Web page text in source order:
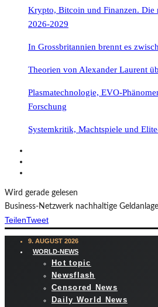
Krypto, Bitcoin und Finanzen. Die
2026-2029
In Grossbritannien brennt es
Theorien von Alexander Laurent
Plasmatechnologie, EVO-
Forschung
Systemkritik, Machtspiele und
Wird gerade gelesen
Business-Netzwerk nachhaltige Geldanlage
TeilenTweet
9. AUGUST 2026
WORLD-NEWS
Hot topic
Newsflash
Censored News
Daily World News